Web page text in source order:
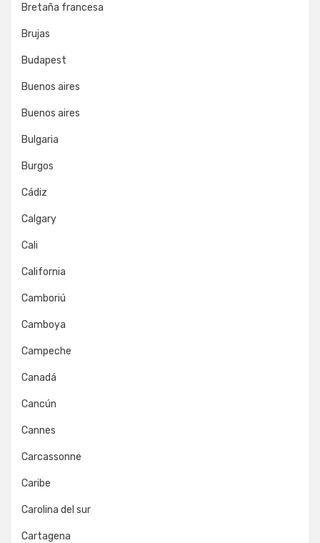
Bretaña francesa
Brujas
Budapest
Buenos aires
Buenos aires
Bulgaria
Burgos
Cádiz
Calgary
Cali
California
Camboriú
Camboya
Campeche
Canadá
Cancún
Cannes
Carcassonne
Caribe
Carolina del sur
Cartagena